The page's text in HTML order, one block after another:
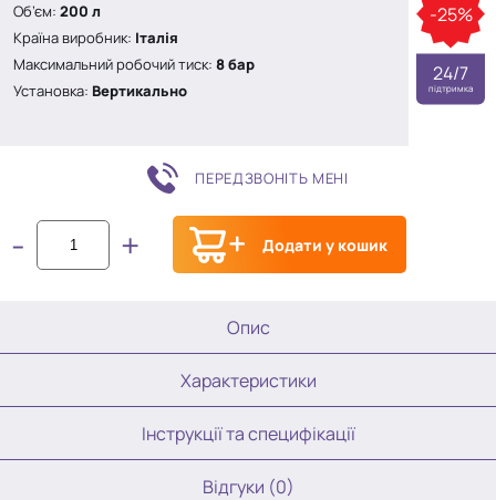
Об’єм: 200 л
Країна виробник: Італія
Максимальний робочий тиск: 8 бар
Установка: Вертикально
ПЕРЕДЗВОНІТЬ МЕНІ
- + Додати у кошик
-25%
24/7
підтримка
Опис
Характеристики
Інструкції та специфікації
Відгуки (0)